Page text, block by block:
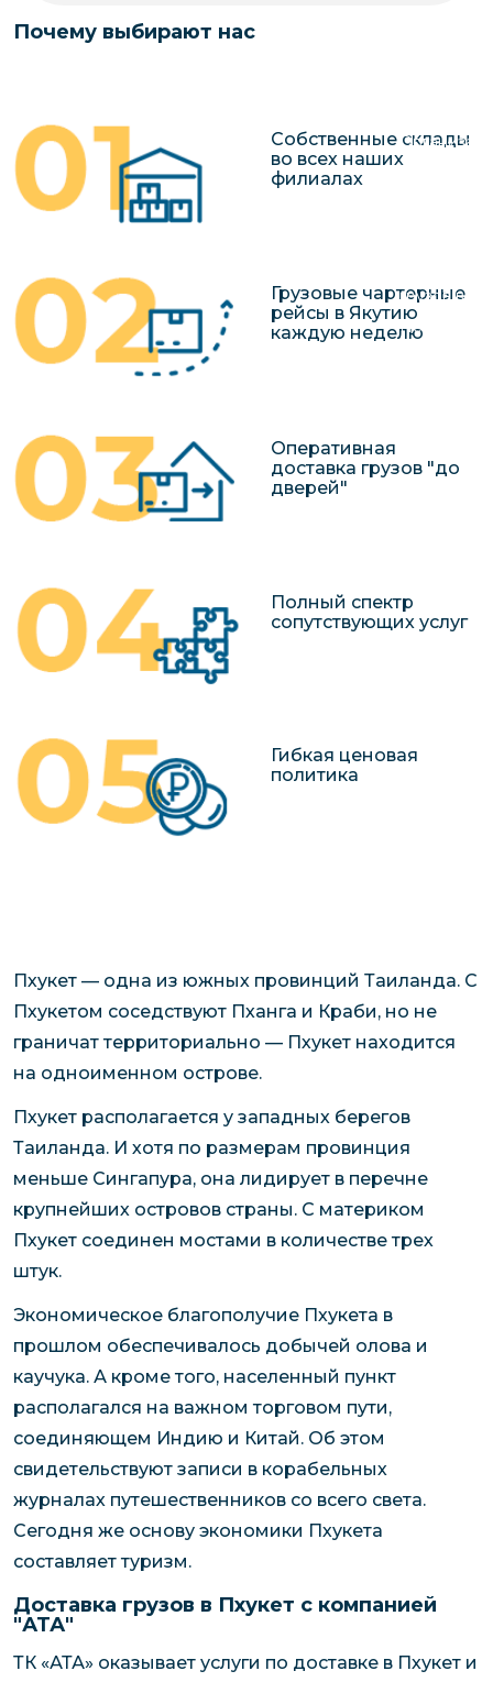
грузов в
Перевозка
Почему выбирают нас
Собственные склады
во всех наших
филиалах
Грузовые чартерные
рейсы в Якутию
каждую неделю
Оперативная
доставка грузов "до
дверей"
Полный спектр
сопутствующих услуг
Гибкая ценовая
политика
Пхукет — одна из южных провинций Таиланда. С
Пхукетом соседствуют Пханга и Краби, но не
граничат территориально — Пхукет находится
на одноименном острове.
Пхукет располагается у западных берегов
Таиланда. И хотя по размерам провинция
меньше Сингапура, она лидирует в перечне
крупнейших островов страны. С материком
Пхукет соединен мостами в количестве трех
штук.
Экономическое благополучие Пхукета в
прошлом обеспечивалось добычей олова и
каучука. А кроме того, населенный пункт
располагался на важном торговом пути,
соединяющем Индию и Китай. Об этом
свидетельствуют записи в корабельных
журналах путешественников со всего света.
Сегодня же основу экономики Пхукета
составляет туризм.
Доставка грузов в Пхукет с компанией
"АТА"
ТК «АТА» оказывает услуги по доставке в Пхукет и